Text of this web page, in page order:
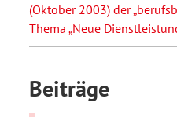
(Oktober 2003) der
Thema „Neue
Beiträge